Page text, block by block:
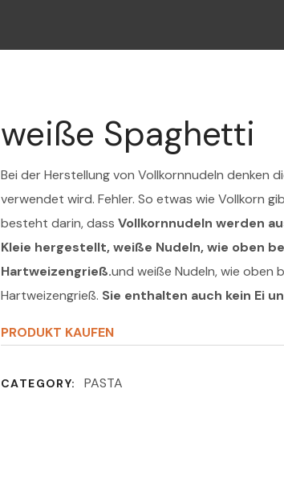
weiße Spaghetti
Bei der Herstellung von Vollkornnudeln denken
verwendet wird. Fehler. So etwas wie Vollkorn
besteht darin, dass Vollkornnudeln werden
Kleie hergestellt, weiße Nudeln, wie oben
Hartweizengrieß.und weiße Nudeln, wie oben
Hartweizengrieß. Sie enthalten auch kein Ei
PRODUKT KAUFEN
CATEGORY: PASTA